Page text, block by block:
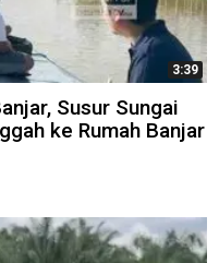
3:39
Susur Sungai
ke Rumah Banjar